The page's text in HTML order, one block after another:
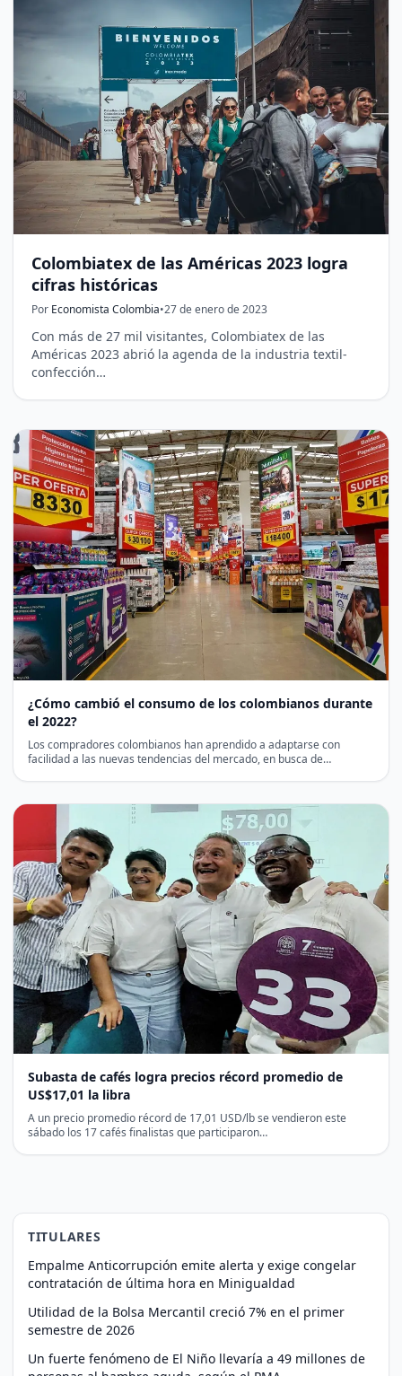
Colombiatex de las Américas 2023 logra
cifras históricas
Por Economista Colombia•27 de enero de 2023
Con más de 27 mil visitantes, Colombiatex de las
Américas 2023 abrió la agenda de la industria textil-
confección…
¿Cómo cambió el consumo de los colombianos durante
el 2022?
Los compradores colombianos han aprendido a adaptarse con
facilidad a las nuevas tendencias del mercado, en busca de…
Subasta de cafés logra precios récord promedio de
US$17,01 la libra
A un precio promedio récord de 17,01 USD/lb se vendieron este
sábado los 17 cafés finalistas que participaron…
TITULARES
Empalme Anticorrupción emite alerta y exige congelar
contratación de última hora en Minigualdad
Utilidad de la Bolsa Mercantil creció 7% en el primer
semestre de 2026
Un fuerte fenómeno de El Niño llevaría a 49 millones de